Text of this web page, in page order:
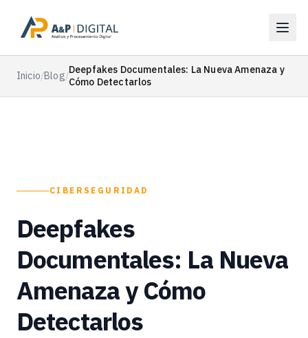
Inicio/Blog/Deepfakes Documentales: La Nueva Amenaza y
Cómo Detectarlos
CIBERSEGURIDAD
Deepfakes
Documentales: La Nueva
Amenaza y Cómo
Detectarlos